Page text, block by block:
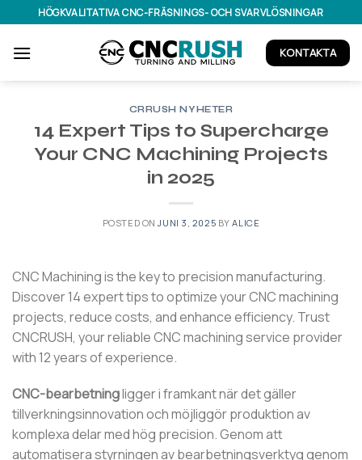
to
content
HÖGKVALITATIVA CNC-FRÄSNINGS- OCH SVARVLÖSNINGAR
KONTAKTA
CRRUSH NYHETER
14 Expert Tips to Supercharge
Your CNC Machining Projects
in 2025
POSTED ONJUNI 3, 2025 BYALICE
CNC Machining is the key to precision manufacturing.
Discover 14 expert tips to optimize your CNC machining
projects, reduce costs, and enhance efficiency. Trust
CNCRUSH, your reliable CNC machining service provider
with 12 years of experience.
CNC-bearbetningligger i framkant när det gäller
tillverkningsinnovation och möjliggör produktion av
komplexa delar med hög precision. Genom att
automatisera styrningen av bearbetningsverktyg genom